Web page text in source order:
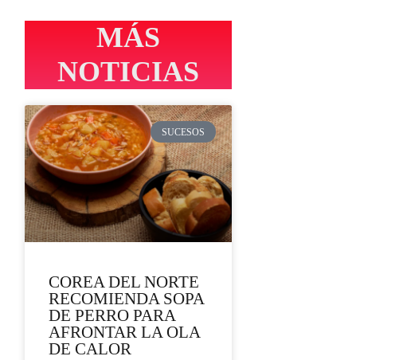
MÁS
NOTICIAS
SUCESOS
COREA DEL NORTE
RECOMIENDA SOPA
DE PERRO PARA
AFRONTAR LA OLA
DE CALOR